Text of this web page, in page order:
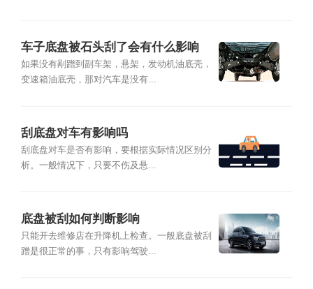
车子底盘被石头刮了会有什么影响
如果没有剐蹭到副车架，悬架，发动机油底壳，
变速箱油底壳，那对汽车是没有...
刮底盘对车有影响吗
刮底盘对车是否有影响，要根据实际情况区别分
析。一般情况下，只要不伤及悬...
底盘被刮如何判断影响
只能开去维修店在升降机上检查。一般底盘被刮
蹭是很正常的事，只有影响驾驶...